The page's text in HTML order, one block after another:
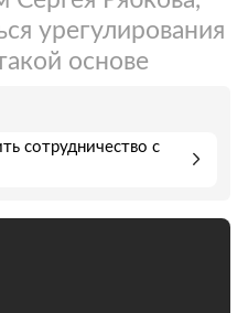
урегулирования
основе
сотрудничество с